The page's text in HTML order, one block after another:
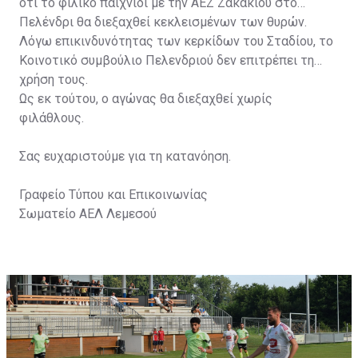
Πελένδρι θα διεξαχθεί κεκλεισμένων των θυρών.
Λόγω επικινδυνότητας των κερκίδων του Σταδίου, το
Κοινοτικό συμβούλιο Πελενδριού δεν επιτρέπει τη
χρήση τους.
Ως εκ τούτου, ο αγώνας θα διεξαχθεί χωρίς
φιλάθλους.
Σας ευχαριστούμε για τη κατανόηση.
Γραφείο Τύπου και Επικοινωνίας
Σωματείο ΑΕΛ Λεμεσού